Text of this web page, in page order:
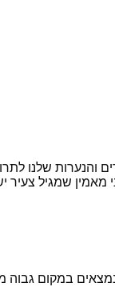
והנערות שלנו
מאמין שמגיל צעיר
במקום גבוה